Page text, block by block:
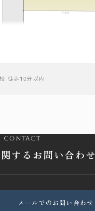
徒歩10分以内
するお問い合わせ
contact
メールでのお問い合わせ